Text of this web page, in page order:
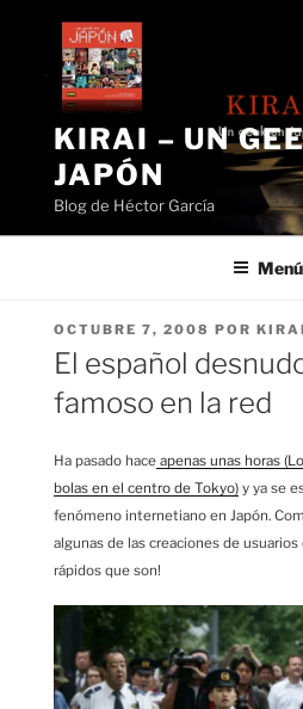
contenido
KIRAI – UN
JAPÓN
Blog de Héctor García
Menú
PUBLICADO
EL
OCTUBRE 7, 2008 POR KIRAI
El español
famoso en la red
Ha pasado hace apenas unas horas
bolas en el centro de Tokyo) y ya se
fenómeno internetiano en Japón.
algunas de las creaciones de
rápidos que son!